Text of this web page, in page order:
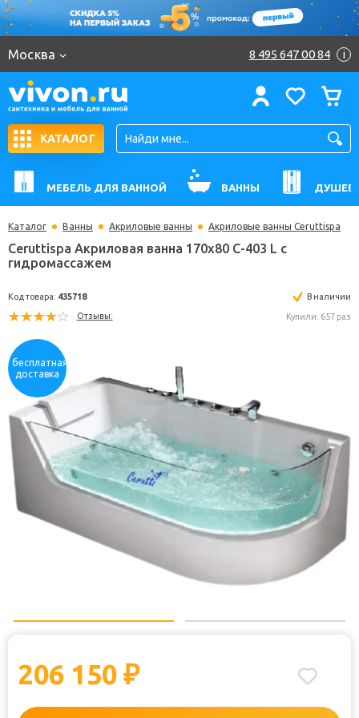
Москва 8 495 647 00 84 i
КАТАЛОГ
МЕБЕЛЬ ДЛЯ ВАННОЙ ВАННЫ
Каталог Ванны Акриловые ванны Акриловые ванны Ceruttispa
бесплатная
доставка
206 150₽
гидромассажем